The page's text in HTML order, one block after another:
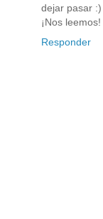
dejar pasar :)
¡Nos leemos!
Responder